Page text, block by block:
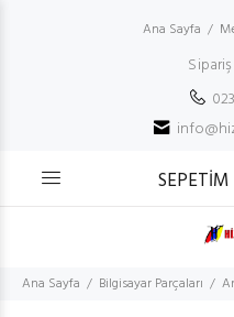
Ana Sayfa
SEPETİM
Ana Sayfa Bilgisayar Parçaları